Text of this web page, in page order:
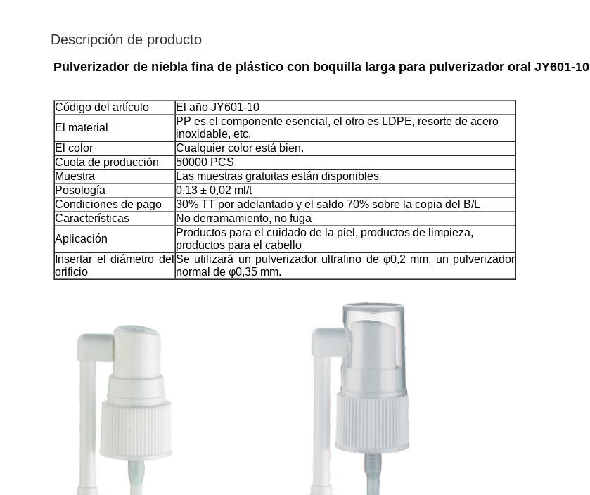
Descripción de producto
Pulverizador de niebla fina de plástico con boquilla larga para pulverizador oral JY601-10
Código del artículo
El año JY601-10
El material
PP es el componente esencial, el otro es LDPE, resorte de acero
inoxidable, etc.
El color
Cualquier color está bien.
Cuota de producción
50000 PCS
Muestra
Las muestras gratuitas están disponibles
Posología
0.13 ± 0,02 ml/t
Condiciones de pago
30% TT por adelantado y el saldo 70% sobre la copia del B/L
Características
No derramamiento, no fuga
Aplicación
Productos para el cuidado de la piel, productos de limpieza,
productos para el cabello
Insertar el diámetro del
orificio
Se utilizará un pulverizador ultrafino de φ0,2 mm, un pulverizador
normal de φ0,35 mm.